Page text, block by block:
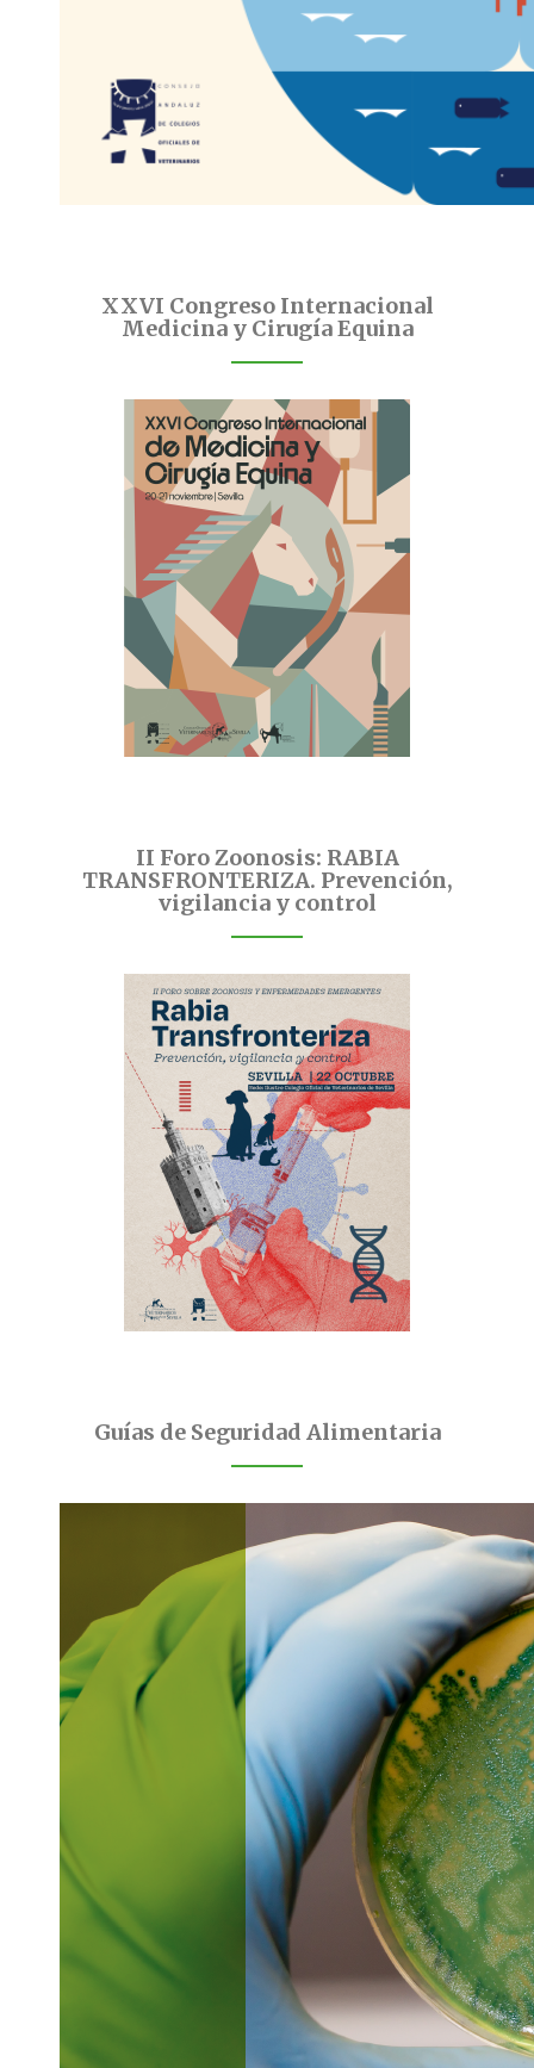
XXVI Congreso Internacional
Medicina y Cirugía Equina
II Foro Zoonosis: RABIA
TRANSFRONTERIZA. Prevención,
vigilancia y control
Guías de Seguridad Alimentaria